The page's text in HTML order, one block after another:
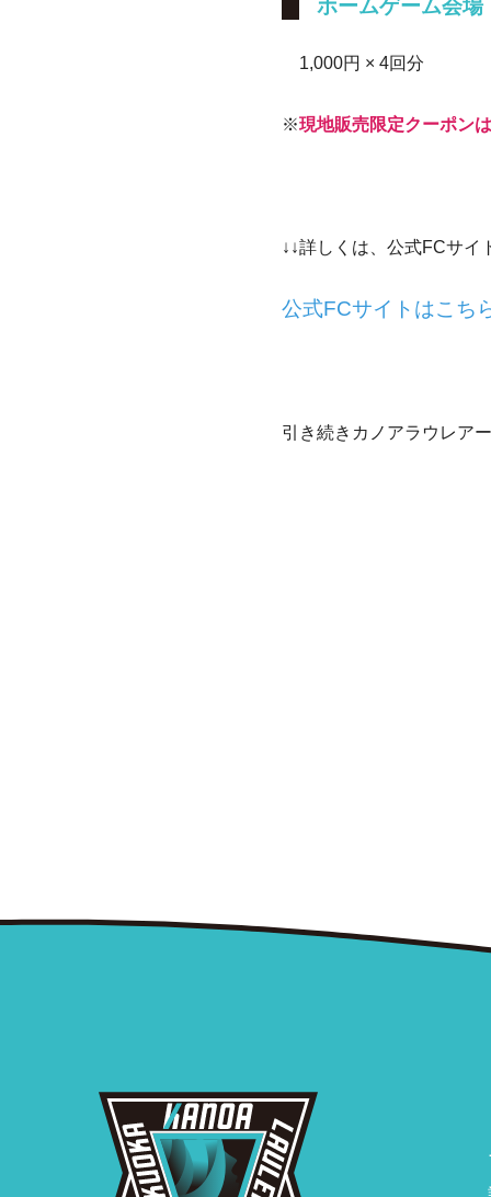
ホームゲーム会場
1,000円 × 4回分
※現地販売限定クーポン
↓↓詳しくは、公式FCサイ
公式FCサイトはこち
引き続きカノアラウレア